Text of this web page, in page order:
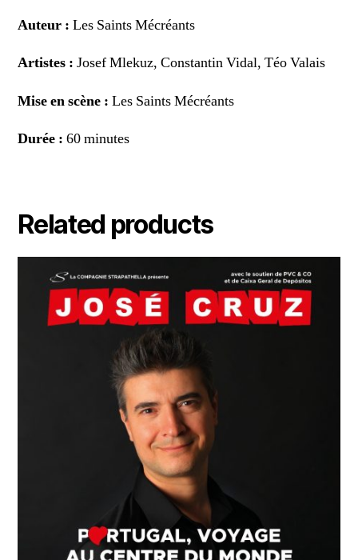
Auteur : Les Saints Mécréants
Artistes : Josef Mlekuz, Constantin Vidal, Téo Valais
Mise en scène : Les Saints Mécréants
Durée : 60 minutes
Related products